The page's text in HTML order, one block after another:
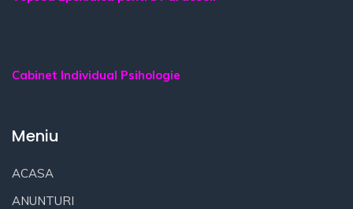
Cabinet Individual Psihologie
Meniu
ACASA
ANUNTURI